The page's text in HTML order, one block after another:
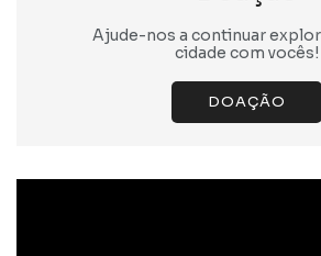
Ajude-nos a continuar
cidade com vocês!
DOAÇÃO